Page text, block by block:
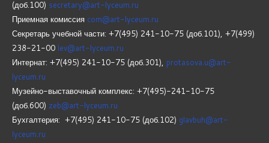
(доб.100) secretary@art-lyceum.ru
Приемная комиссия com@art-lyceum.ru
Секретарь учебной части: +7(495) 241-10-75 (доб.101), +7(499)
238-21-00 lev@art-lyceum.ru
Интернат: +7(495) 241-10-75 (доб.301), protasova.u@art-
lyceum.ru
Музейно-выставочный комплекс: +7(495)-241-10-75
(доб.600) zeb@art-lyceum.ru
Бухгалтерия: +7(495) 241-10-75 (доб.102) glavbuh@art-
lyceum.ru